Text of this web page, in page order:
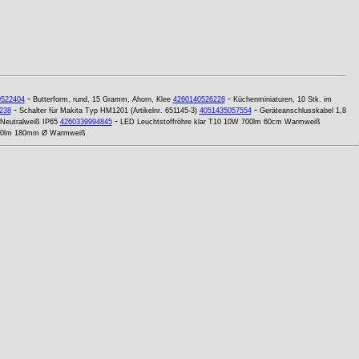
- Butterform, rund, 15 Gramm, Ahorn, Klee 4260140526228- Küchenminiaturen, 10 Stk. im
- Schalter für Makita Typ HM1201 (Artikelnr. 651145-3) 4051435057554- Geräteanschlusskabel 1,8
IP65 4260339994845- LED Leuchtstoffröhre klar T10 10W 700lm 60cm Warmweiß
180mm Ø Warmweiß